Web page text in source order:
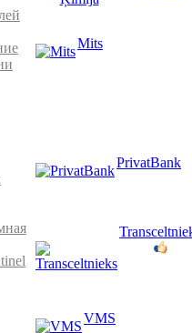
Mits
PrivatBank
VMS